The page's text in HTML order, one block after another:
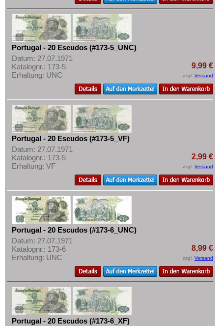
Portugal - 20 Escudos (#173-5_UNC)
Datum: 27.07.1971
Katalognr.: 173-5
Erhaltung: UNC
9,99 €
zzgl. Versand
Portugal - 20 Escudos (#173-5_VF)
Datum: 27.07.1971
Katalognr.: 173-5
Erhaltung: VF
2,99 €
zzgl. Versand
Portugal - 20 Escudos (#173-6_UNC)
Datum: 27.07.1971
Katalognr.: 173-6
Erhaltung: UNC
8,99 €
zzgl. Versand
Portugal - 20 Escudos (#173-6_XF)